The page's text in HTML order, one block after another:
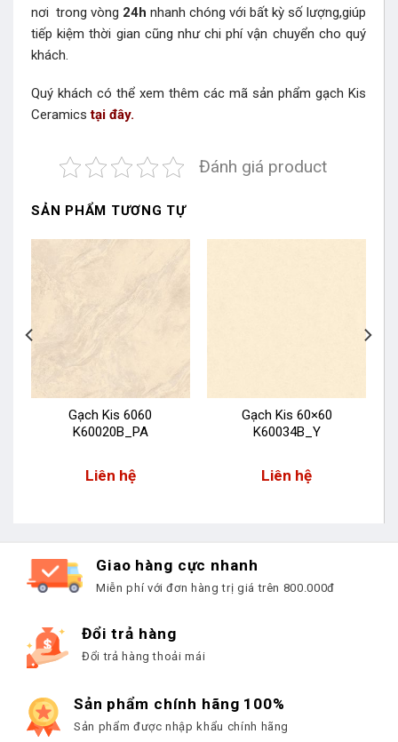
nơi trong vòng 24h nhanh chóng với bất kỳ số lượng,giúp
tiếp kiệm thời gian cũng như chi phí vận chuyển cho quý
khách.
Quý khách có thể xem thêm các mã sản phẩm gạch Kis
Ceramicstại đây.
Đánh giá product
SẢN PHẨM TƯƠNG TỰ
Gạch Kis 6060
K60020B_PA
Liên hệ
Gạch Kis 60×60
K60034B_Y
Liên hệ
Giao hàng cực nhanh
Miễn phí với đơn hàng trị giá trên 800.000đ
Đổi trả hàng
Đổi trả hàng thoải mái
Sản phẩm chính hãng 100%
Sản phẩm được nhập khẩu chính hãng